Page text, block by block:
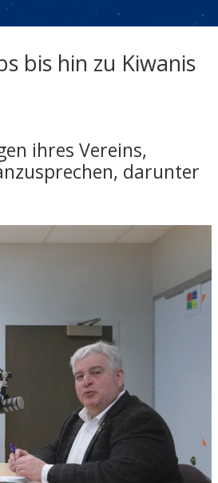
bis hin zu Kiwanis
ihres Vereins,
darunter